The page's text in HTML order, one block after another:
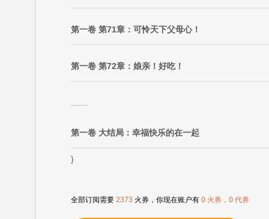
第一卷 第71章：可怜天下父母心！
第一卷 第72章：娘亲！好吃！
第一卷 大结局：幸福快乐的在一起
}
全部订阅需要 2373 火券，你现在账户有 0 火券，0 代券